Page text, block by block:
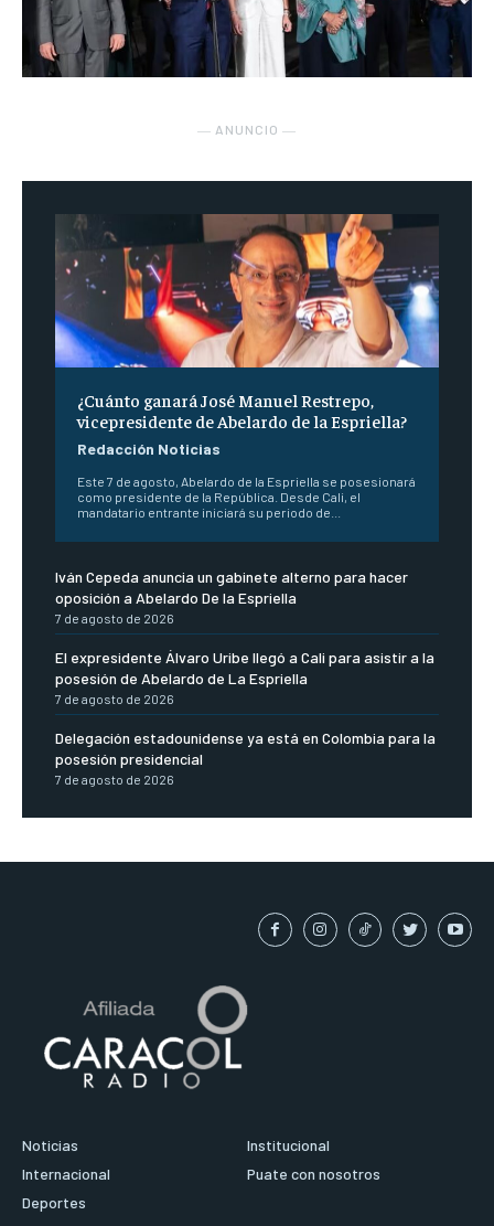
― ANUNCIO ―
¿Cuánto ganará José Manuel Restrepo,
vicepresidente de Abelardo de la Espriella?
Redacción Noticias
Este 7 de agosto, Abelardo de la Espriella se posesionará
como presidente de la República. Desde Cali, el
mandatario entrante iniciará su periodo de...
Iván Cepeda anuncia un gabinete alterno para hacer
oposición a Abelardo De la Espriella
7 de agosto de 2026
El expresidente Álvaro Uribe llegó a Cali para asistir a la
posesión de Abelardo de La Espriella
7 de agosto de 2026
Delegación estadounidense ya está en Colombia para la
posesión presidencial
7 de agosto de 2026
Noticias
Internacional
Deportes
Institucional
Puate con nosotros